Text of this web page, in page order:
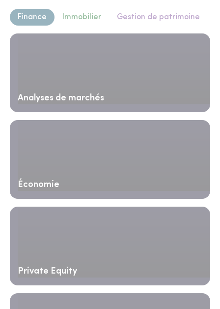
Finance Immobilier Gestion de patrimoine
Analyses de marchés
Économie
Private Equity